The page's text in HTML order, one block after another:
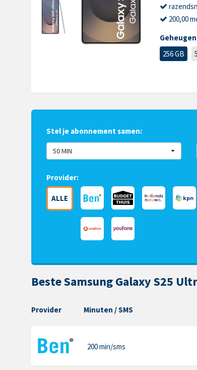
200,00
Geheugen
256 GB
Stel je abonnement samen:
50 MIN
Provider:
ALLE
Beste Samsung Galaxy S25
Provider Minuten / SMS
200 min/sms